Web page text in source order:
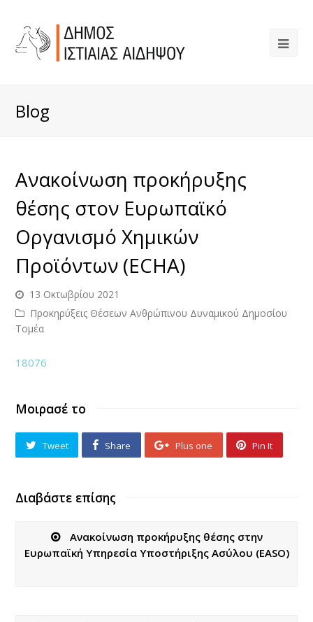
Blog
Ανακοίνωση προκήρυξης
θέσης στον Ευρωπαϊκό
Οργανισμό Χημικών
Προϊόντων (ECHA)
13 Οκτωβρίου 2021
Προκηρύξεις Θέσεων Ανθρώπινου Δυναμικού Δημοσίου
Τομέα
18076
Μοιρασέ το
Tweet Share Plus one Pin It
Διαβάστε επίσης
Ανακοίνωση προκήρυξης θέσης στην
Ευρωπαϊκή Υπηρεσία Υποστήριξης Ασύλου (EASO)